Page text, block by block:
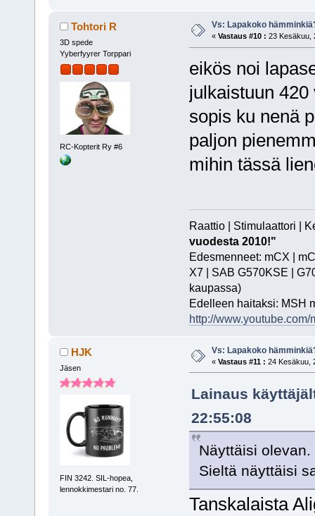
Tohtori R
3D spede
Yyberfyyrer Torppari
RC-Kopterit Ry #6
Vs: Lapakoko
« Vastaus #10 : 23 Kesäkuu,
eikös noi
julkaistuun
sopis ku nenä
paljon
mihin tässä
Raattio | Stimulaattori |
vuodesta 2010!"
Edesmenneet: mCX |
X7 | SAB G570KSE |
kaupassa)
Edelleen haitaksi: MSH
http://www.youtube.com/
HJK
Jäsen
FIN 3242. SIL-hopea,
lennokkimestari no. 77.
Vs: Lapakoko
« Vastaus #11 : 24 Kesäkuu,
Lainaus
22:55:08
Näyttäisi olevan.
Sieltä näyttäisi
Tanskalaista